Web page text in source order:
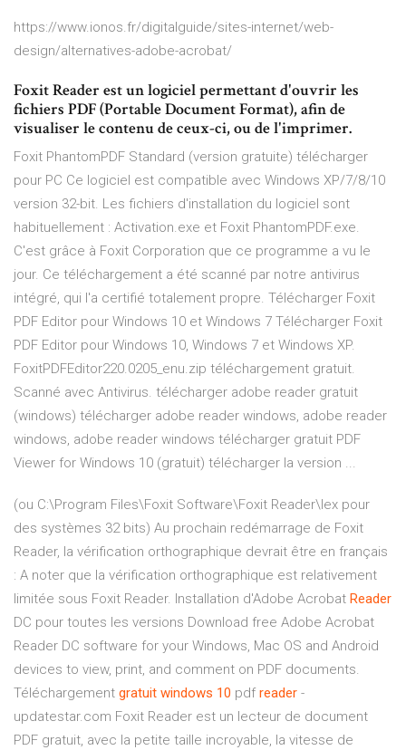
https://www.ionos.fr/digitalguide/sites-internet/web-
design/alternatives-adobe-acrobat/
Foxit Reader est un logiciel permettant d'ouvrir les
fichiers PDF (Portable Document Format), afin de
visualiser le contenu de ceux-ci, ou de l'imprimer.
Foxit PhantomPDF Standard (version gratuite) télécharger
pour PC Ce logiciel est compatible avec Windows XP/7/8/10
version 32-bit. Les fichiers d'installation du logiciel sont
habituellement : Activation.exe et Foxit PhantomPDF.exe.
C'est grâce à Foxit Corporation que ce programme a vu le
jour. Ce téléchargement a été scanné par notre antivirus
intégré, qui l'a certifié totalement propre. Télécharger Foxit
PDF Editor pour Windows 10 et Windows 7 Télécharger Foxit
PDF Editor pour Windows 10, Windows 7 et Windows XP.
FoxitPDFEditor220.0205_enu.zip téléchargement gratuit.
Scanné avec Antivirus. télécharger adobe reader gratuit
(windows) télécharger adobe reader windows, adobe reader
windows, adobe reader windows télécharger gratuit PDF
Viewer for Windows 10 (gratuit) télécharger la version ...
(ou C:\Program Files\Foxit Software\Foxit Reader\lex pour
des systèmes 32 bits) Au prochain redémarrage de Foxit
Reader, la vérification orthographique devrait être en français
: A noter que la vérification orthographique est relativement
limitée sous Foxit Reader. Installation d'Adobe Acrobat Reader
DC pour toutes les versions Download free Adobe Acrobat
Reader DC software for your Windows, Mac OS and Android
devices to view, print, and comment on PDF documents.
Téléchargement gratuit windows 10 pdfreader -
updatestar.com Foxit Reader est un lecteur de document
PDF gratuit, avec la petite taille incroyable, la vitesse de